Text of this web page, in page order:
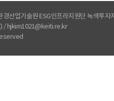
산업기술원 ESG인프라지원단 녹색투자
/ hjkim1021@keiti.re.kr